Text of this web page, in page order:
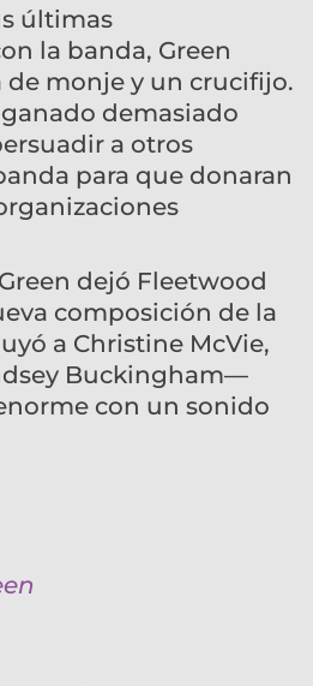
últimas
la banda, Green
monje y un crucifijo.
demasiado
a otros
para que donaran
dejó Fleetwood
composición de la
a Christine McVie,
Buckingham—
con un sonido